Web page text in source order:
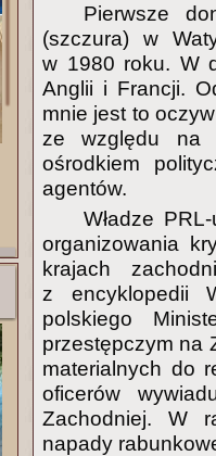
Pierwsze
(szczura) w
w 1980 roku. W
Anglii i Francji.
mnie jest to
ze względu na
ośrodkiem
agentów.
Władze
organizowania
krajach
z encyklopedii
polskiego
przestępczym na
materialnych do
oficerów
Zachodniej. W
napady